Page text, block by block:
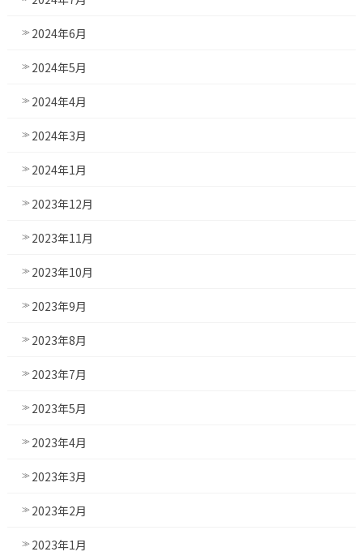
2024年6月
2024年5月
2024年4月
2024年3月
2024年1月
2023年12月
2023年11月
2023年10月
2023年9月
2023年8月
2023年7月
2023年5月
2023年4月
2023年3月
2023年2月
2023年1月